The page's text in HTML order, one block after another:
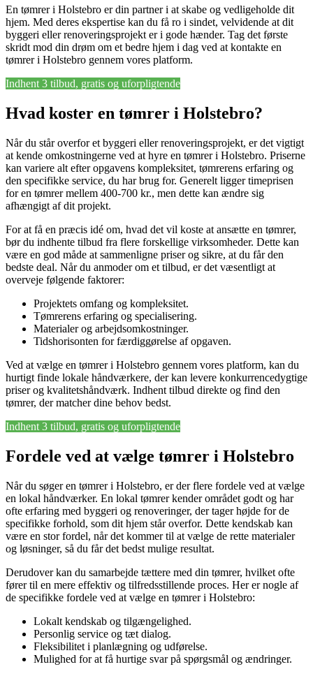
En tømrer i Holstebro er din partner i at skabe og vedligeholde dit
hjem. Med deres ekspertise kan du få ro i sindet, velvidende at dit
byggeri eller renoveringsprojekt er i gode hænder. Tag det første
skridt mod din drøm om et bedre hjem i dag ved at kontakte en
tømrer i Holstebro gennem vores platform.
Indhent 3 tilbud, gratis og uforpligtende
Hvad koster en tømrer i Holstebro?
Når du står overfor et byggeri eller renoveringsprojekt, er det vigtigt
at kende omkostningerne ved at hyre en tømrer i Holstebro. Priserne
kan variere alt efter opgavens kompleksitet, tømrerens erfaring og
den specifikke service, du har brug for. Generelt ligger timeprisen
for en tømrer mellem 400-700 kr., men dette kan ændre sig
afhængigt af dit projekt.
For at få en præcis idé om, hvad det vil koste at ansætte en tømrer,
bør du indhente tilbud fra flere forskellige virksomheder. Dette kan
være en god måde at sammenligne priser og sikre, at du får den
bedste deal. Når du anmoder om et tilbud, er det væsentligt at
overveje følgende faktorer:
Projektets omfang og kompleksitet.
Tømrerens erfaring og specialisering.
Materialer og arbejdsomkostninger.
Tidshorisonten for færdiggørelse af opgaven.
Ved at vælge en tømrer i Holstebro gennem vores platform, kan du
hurtigt finde lokale håndværkere, der kan levere konkurrencedygtige
priser og kvalitetshåndværk. Indhent tilbud direkte og find den
tømrer, der matcher dine behov bedst.
Indhent 3 tilbud, gratis og uforpligtende
Fordele ved at vælge tømrer i Holstebro
Når du søger en tømrer i Holstebro, er der flere fordele ved at vælge
en lokal håndværker. En lokal tømrer kender området godt og har
ofte erfaring med byggeri og renoveringer, der tager højde for de
specifikke forhold, som dit hjem står overfor. Dette kendskab kan
være en stor fordel, når det kommer til at vælge de rette materialer
og løsninger, så du får det bedst mulige resultat.
Derudover kan du samarbejde tættere med din tømrer, hvilket ofte
fører til en mere effektiv og tilfredsstillende proces. Her er nogle af
de specifikke fordele ved at vælge en tømrer i Holstebro:
Lokalt kendskab og tilgængelighed.
Personlig service og tæt dialog.
Fleksibilitet i planlægning og udførelse.
Mulighed for at få hurtige svar på spørgsmål og ændringer.